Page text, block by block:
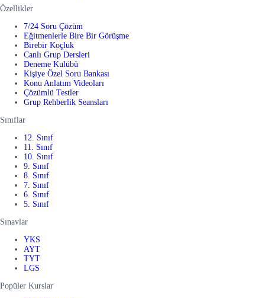
Özellikler
7/24 Soru Çözüm
Eğitmenlerle Bire Bir Görüşme
Birebir Koçluk
Canlı Grup Dersleri
Deneme Kulübü
Kişiye Özel Soru Bankası
Konu Anlatım Videoları
Çözümlü Testler
Grup Rehberlik Seansları
Sınıflar
12. Sınıf
11. Sınıf
10. Sınıf
9. Sınıf
8. Sınıf
7. Sınıf
6. Sınıf
5. Sınıf
Sınavlar
YKS
AYT
TYT
LGS
Popüler Kurslar